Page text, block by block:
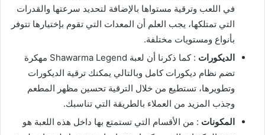
في اللعب وترقية مستواها بالإضافة لتحديد سرعتها والقدرات
التي تمتلكها، يجب العلم أن المعدات التي تقوم بإختيارها تتوفر
بأنواع ومستويات مختلفة.
الديكورات
: كما ذكرنا أن لعبة Shawarma Legend مهكرة
تضم نظام ديكورات كامل وبالتالي يمكنك ترقية الديكورات
وتطويرها، تستطيع من خلال الترقية تحسين مظهر المطعم
وجذب المزيد من العملاء بالطريقة التي تناسبك.
المكونات : من الأقسام التي تستمتع بها داخل هذه اللعبة هو